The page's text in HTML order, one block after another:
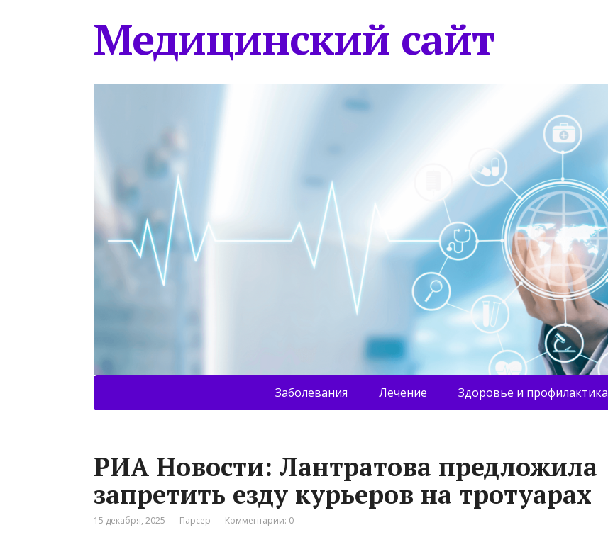
Медицинский сайт
Заболевания Лечение Здоровье и профилактика
РИА Новости: Лантратова предложила
запретить езду курьеров на тротуарах
15 декабря, 2025 Парсер Комментарии: 0